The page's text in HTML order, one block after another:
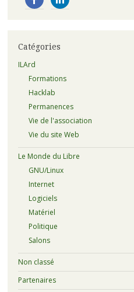
Catégories
ILArd
Formations
Hacklab
Permanences
Vie de l'association
Vie du site Web
Le Monde du Libre
GNU/Linux
Internet
Logiciels
Matériel
Politique
Salons
Non classé
Partenaires